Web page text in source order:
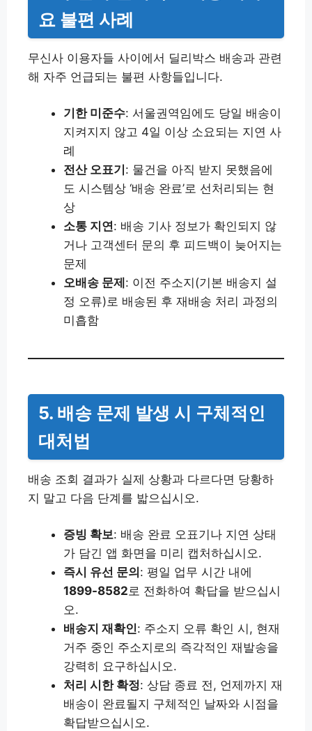
요 불편 사례
무신사 이용자들 사이에서 딜리박스 배송과 관련
해 자주 언급되는 불편 사항들입니다.
기한 미준수: 서울권역임에도 당일 배송이
지켜지지 않고 4일 이상 소요되는 지연 사
례
전산 오표기 : 물건을 아직 받지 못했음에
도 시스템상 ‘배송 완료’로 선처리되는 현
상
소통 지연: 배송 기사 정보가 확인되지 않
거나 고객센터 문의 후 피드백이 늦어지는
문제
오배송 문제 : 이전 주소지(기본 배송지 설
정 오류)로 배송된 후 재배송 처리 과정의
미흡함
5. 배송 문제 발생 시 구체적인
대처법
배송 조회 결과가 실제 상황과 다르다면 당황하
지 말고 다음 단계를 밟으십시오.
증빙 확보: 배송 완료 오표기나 지연 상태
가 담긴 앱 화면을 미리 캡처하십시오.
즉시 유선 문의 : 평일 업무 시간 내에
1899-8582로 전화하여 확답을 받으십시
오.
배송지 재확인: 주소지 오류 확인 시, 현재
거주 중인 주소지로의 즉각적인 재발송을
강력히 요구하십시오.
처리 시한 확정: 상담 종료 전, 언제까지 재
배송이 완료될지 구체적인 날짜와 시점을
확답받으십시오.